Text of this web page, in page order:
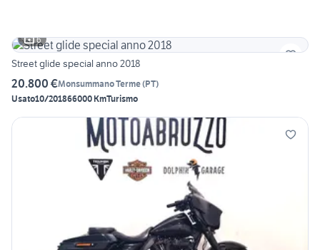
6
Street glide special anno 2018
20.800 €Monsummano Terme(PT)
Usato10/201866000 KmTurismo